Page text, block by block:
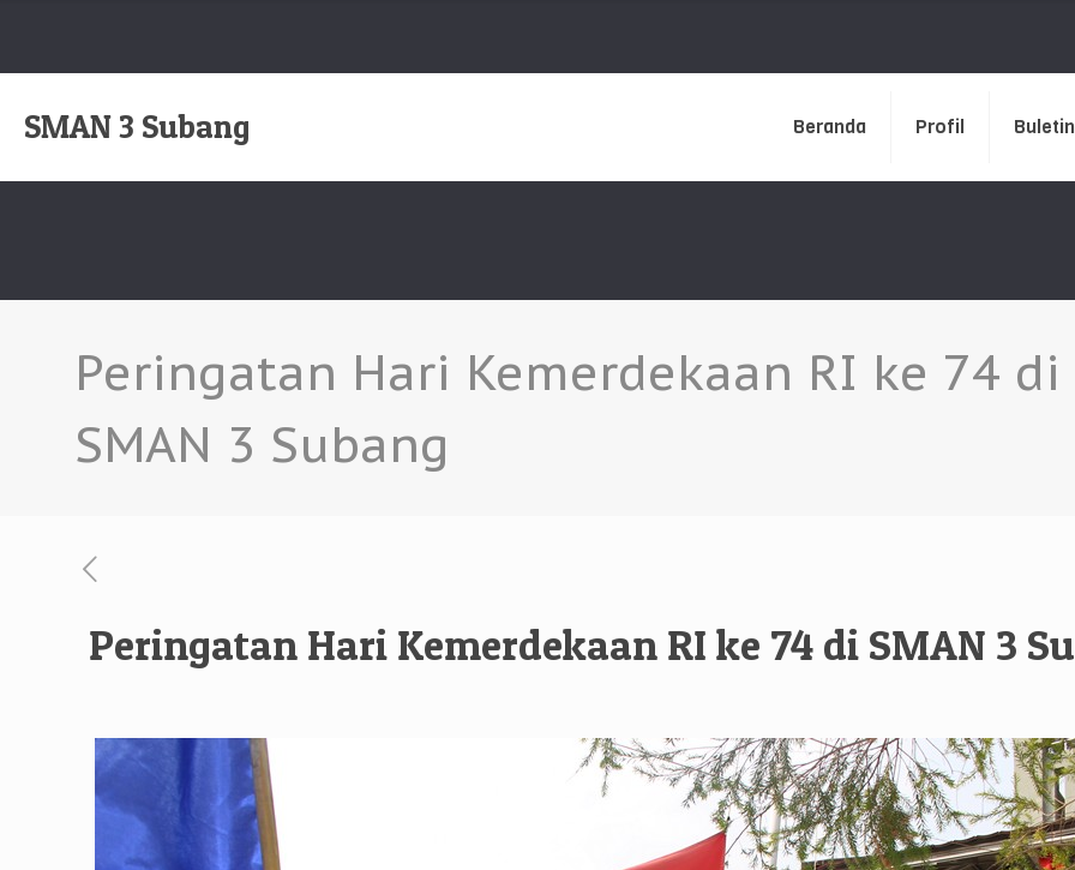
SMAN 3 Subang Beranda Profil Buletin
Peringatan Hari Kemerdekaan RI ke 74 di
SMAN 3 Subang
Peringatan Hari Kemerdekaan RI ke 74 di SMAN 3